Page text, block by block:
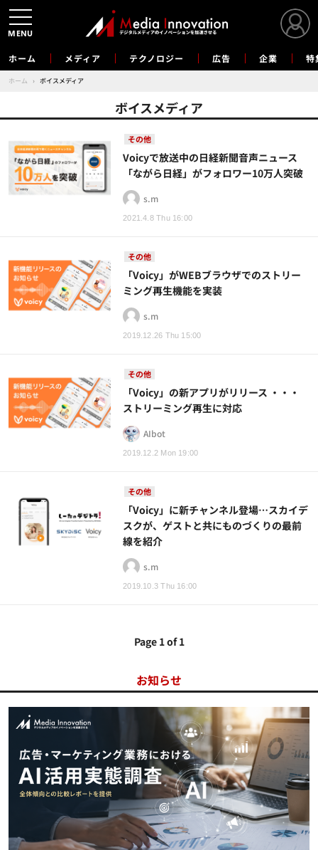
ホーム メディア テクノロジー 広告 企業 特
ホーム › ボイスメディア
ボイスメディア
その他
2021.4.8 Thu 16:00
Voicyで放送中の日経新聞音声ニュース
「ながら日経」がフォロワー10万人突破
s.m
その他
2019.12.26 Thu 15:00
「Voicy」がWEBブラウザでのストリー
ミング再生機能を実装
s.m
その他
2019.12.2 Mon 19:00
「Voicy」の新アプリがリリース ・・・
ストリーミング再生に対応
AIbot
その他
2019.10.3 Thu 16:00
「Voicy」に新チャンネル登場…スカイデ
スクが、ゲストと共にものづくりの最前
線を紹介
s.m
Page 1 of 1
お知らせ
MENU